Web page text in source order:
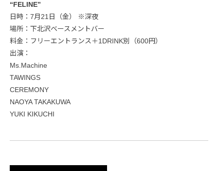
“FELINE”
日時：7月21日（金） ※深夜
場所：下北沢ベースメントバー
料金：フリーエントランス＋1DRINK別（600円）
出演：
Ms.Machine
TAWINGS
CEREMONY
NAOYA TAKAKUWA
YUKI KIKUCHI